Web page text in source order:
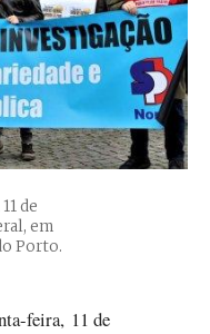
de
em
Porto.
feira, 11 de